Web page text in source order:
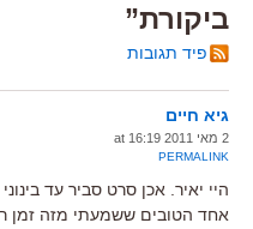
ביקורת”
פיד תגובות
גיא חיים
2 מאי 2011 at 16:19
PERMALINK
היי יאיר. אכן סרט סביר עד
אחד הטובים ששמעתי מזה זמן